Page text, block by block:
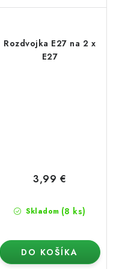
Rozdvojka E27 na 2 x
E27
Skladom (8 ks)
3,99 €
DO KOŠÍKA